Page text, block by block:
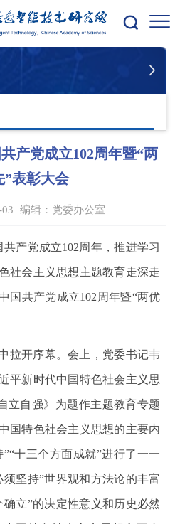
综合新闻
产党成立102周年暨“两
”表彰大会
编辑： 党委办公室
产党成立102周年，推进学习
社会主义思想主题教育走深走
国共产党成立102周年暨“两优
拉开序幕。会上，党委书记韦
平新时代中国特色社会主义思
立自强》为题作主题教育专题
国特色社会主义思想的主要内
十三个方面成就”进行了一一
坚持”世界观和方法论的丰富
立”的决定性意义和历史必然